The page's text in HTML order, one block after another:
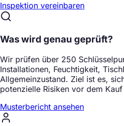
Inspektion vereinbaren
Was wird genau geprüft?
Wir prüfen über 250
Installationen, Feuchtigkeit,
Allgemeinzustand. Ziel ist es,
potenzielle Risiken vor dem
Musterbericht ansehen